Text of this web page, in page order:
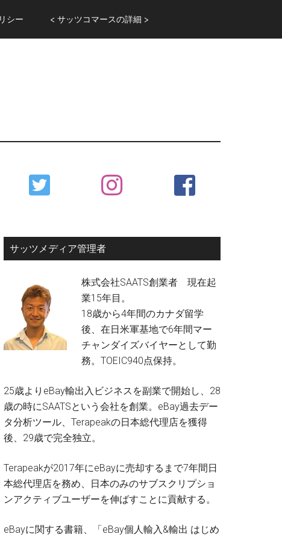
シー < サッツコマースの詳細 >
Primary
Sidebar
サッツメディア管理者
株式会社SAATS創業者 現在起
業15年目。
18歳から4年間のカナダ留学
後、在日米軍基地で6年間マー
チャンダイズバイヤーとして勤
務。TOEIC940点保持。
25歳よりeBay輸出入ビジネスを副業で開始し、28
歳の時にSAATSという会社を創業。eBay過去デー
タ分析ツール、Terapeakの日本総代理店を獲得
後、29歳で完全独立。
Terapeakが2017年にeBayに売却するまで7年間日
本総代理店を務め、日本のみのサブスクリプショ
ンアクティブユーザーを伸ばすことに貢献する。
eBayに関する書籍、「eBay個人輸入&輸出 はじめ